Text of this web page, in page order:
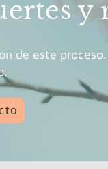
y
de este